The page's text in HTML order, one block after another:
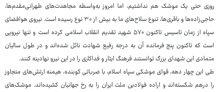
روزی حتی یک موشک هم نداشتیم، اما امروز به‌واسطه مجاهدت‌های طهرانی‌مقدم‌ها،
حاجی‌زاده‌ها و باقری‌ها، تنوع سلاح‌های ما به بیش از ۳۰ نوع رسیده است. نیروی هوافضای
سپاه از زمان تاسیس تاکنون ۵۷۰ شهید تقدیم انقلاب اسلامی کرده است و تنها نیرویی
است که تاکنون پنج فرمانده آن به درجه رفیع شهادت نائل شده‌اند و در طول سالیان
متمادی این شهدای بزرگ توانستند فرهنگ ایثار و فداکاری را در این نیرو نهادینه کنند.
طی این چهار دهه، قوای موشکی سپاه اسلام، با ضرباتی کوبنده، هیمنه ارتش‌های متجاوز
را درهم شکسته‌اند و اراده فولادین ملت ایران را به رخ جهانیان کشیده‌اند. موشک‌های